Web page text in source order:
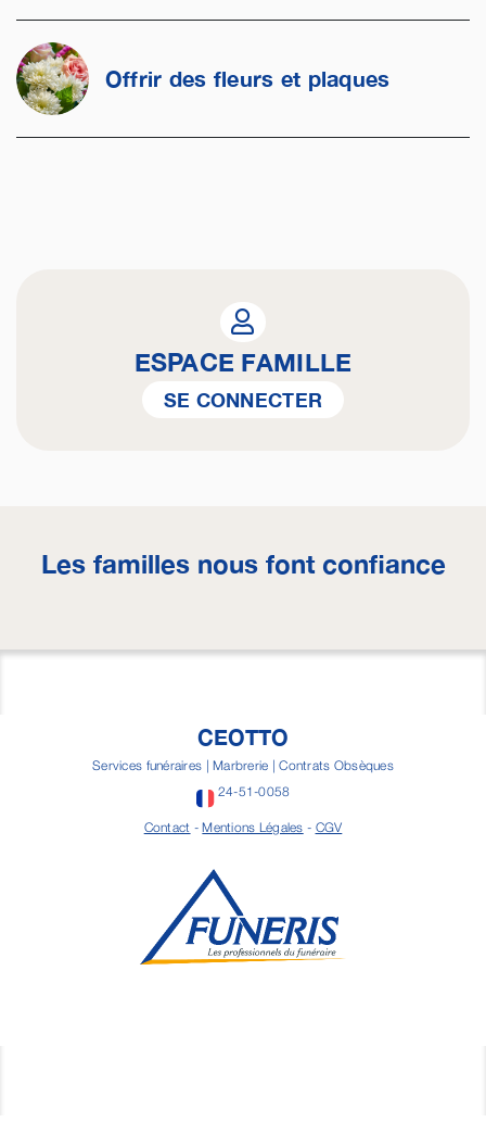
Offrir des fleurs et plaques
ESPACE FAMILLE
SE CONNECTER
Les familles nous font confiance
CEOTTO
Services funéraires | Marbrerie | Contrats Obsèques
24-51-0058
Contact -Mentions Légales - CGV